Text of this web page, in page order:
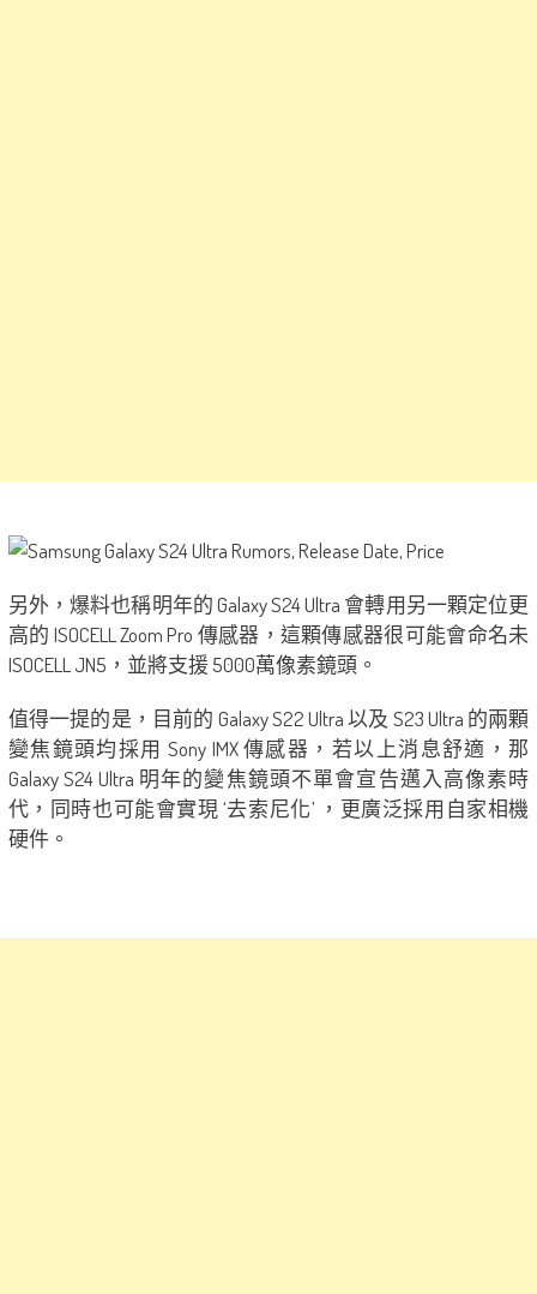
另外，爆料也稱明年的 Galaxy S24 Ultra 會轉用另一顆定位更
高的 ISOCELL Zoom Pro 傳感器，這顆傳感器很可能會命名未
ISOCELL JN5，並將支援 5000萬像素鏡頭。
值得一提的是，目前的 Galaxy S22 Ultra 以及 S23 Ultra 的兩顆
變焦鏡頭均採用 Sony IMX 傳感器，若以上消息舒適，那
Galaxy S24 Ultra 明年的變焦鏡頭不單會宣告邁入高像素時
代，同時也可能會實現 ‘去索尼化’ ，更廣泛採用自家相機
硬件。